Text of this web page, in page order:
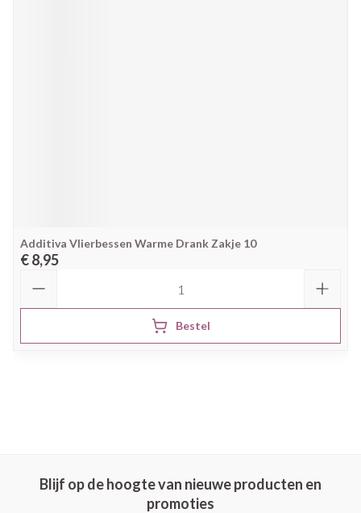
Additiva Vlierbessen Warme Drank Zakje 10
€ 8,95
Bestel
Blijf op de hoogte van nieuwe producten en
promoties